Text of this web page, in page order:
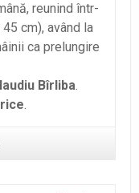
reunind într-
cm), având la
ca prelungire
Bîrliba.
.